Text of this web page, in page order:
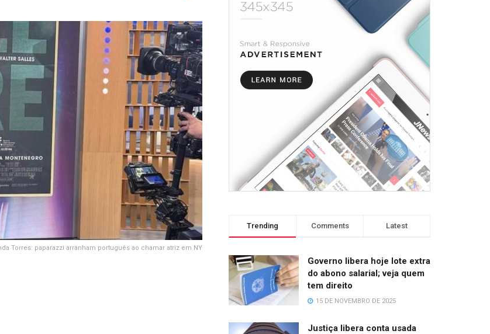
Torres: paparazzi arranham português ao chamar atriz em NY
Trending Comments Latest
Governo libera hoje lote extra
do abono salarial; veja quem
tem direito
15 DE NOVEMBRO DE 2025
Justiça libera conta usada